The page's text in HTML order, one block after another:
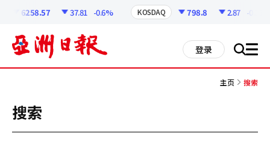
6258.57 37.81 -0.6% KOSDAQ 798.8 2.87 -0.36%
登录 搜 all
主页 搜索
搜索